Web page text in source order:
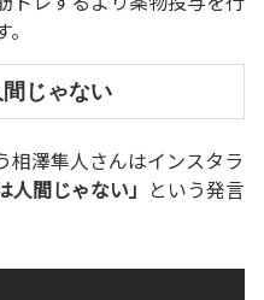
じゃない
相澤隼人さんはインスタラ
人間じゃない」 という発言